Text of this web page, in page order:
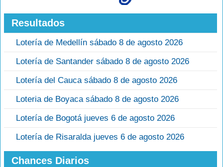
Resultados
Lotería de Medellín sábado 8 de agosto 2026
Lotería de Santander sábado 8 de agosto 2026
Lotería del Cauca sábado 8 de agosto 2026
Loteria de Boyaca sábado 8 de agosto 2026
Lotería de Bogotá jueves 6 de agosto 2026
Lotería de Risaralda jueves 6 de agosto 2026
Chances Diarios